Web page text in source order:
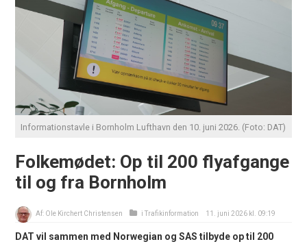
Informationstavle i Bornholm Lufthavn den 10. juni 2026. (Foto: DAT)
Folkemødet: Op til 200 flyafgange
til og fra Bornholm
Af: Ole Kirchert Christensen iTrafikinformation 11. juni 2026 kl. 09:19
DAT vil sammen med Norwegian og SAS tilbyde op til 200